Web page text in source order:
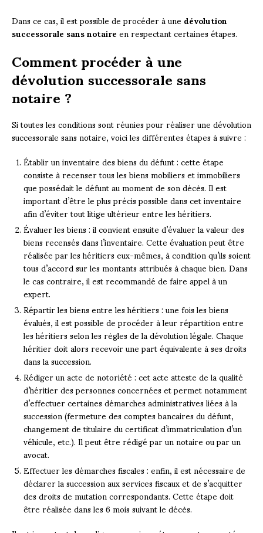
Dans ce cas, il est possible de procéder à unedévolution
successorale sans notaireen respectant certaines étapes.
Comment procéder à une
dévolution successorale sans
notaire ?
Si toutes les conditions sont réunies pour réaliser une dévolution
successorale sans notaire, voici les différentes étapes à suivre :
Établir un inventaire des biens du défunt : cette étape
consiste à recenser tous les biens mobiliers et immobiliers
que possédait le défunt au moment de son décès. Il est
important d’être le plus précis possible dans cet inventaire
afin d’éviter tout litige ultérieur entre les héritiers.
Évaluer les biens : il convient ensuite d’évaluer la valeur des
biens recensés dans l’inventaire. Cette évaluation peut être
réalisée par les héritiers eux-mêmes, à condition qu’ils soient
tous d’accord sur les montants attribués à chaque bien. Dans
le cas contraire, il est recommandé de faire appel à un
expert.
Répartir les biens entre les héritiers : une fois les biens
évalués, il est possible de procéder à leur répartition entre
les héritiers selon les règles de la dévolution légale. Chaque
héritier doit alors recevoir une part équivalente à ses droits
dans la succession.
Rédiger un acte de notoriété : cet acte atteste de la qualité
d’héritier des personnes concernées et permet notamment
d’effectuer certaines démarches administratives liées à la
succession (fermeture des comptes bancaires du défunt,
changement de titulaire du certificat d’immatriculation d’un
véhicule, etc.). Il peut être rédigé par un notaire ou par un
avocat.
Effectuer les démarches fiscales : enfin, il est nécessaire de
déclarer la succession aux services fiscaux et de s’acquitter
des droits de mutation correspondants. Cette étape doit
être réalisée dans les 6 mois suivant le décès.